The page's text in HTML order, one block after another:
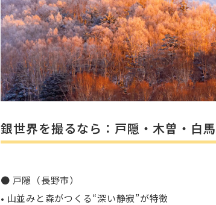
銀世界を撮るなら：戸隠・木曽・白
● 戸隠（長野市）
• 山並みと森がつくる“深い静寂”が特徴